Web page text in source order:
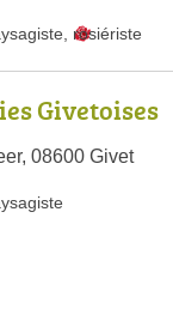
rosiériste
Givetoises
08600 Givet